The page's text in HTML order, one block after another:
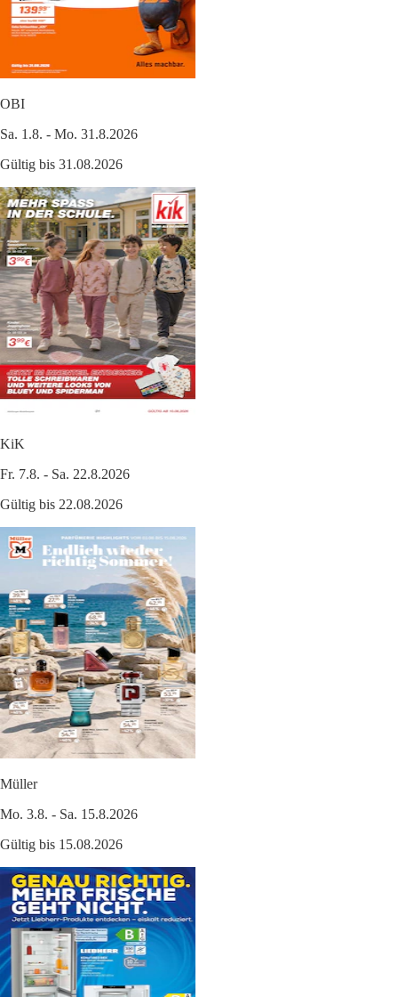
OBI
Sa. 1.8. - Mo. 31.8.2026
Gültig bis 31.08.2026
KiK
Fr. 7.8. - Sa. 22.8.2026
Gültig bis 22.08.2026
Müller
Mo. 3.8. - Sa. 15.8.2026
Gültig bis 15.08.2026